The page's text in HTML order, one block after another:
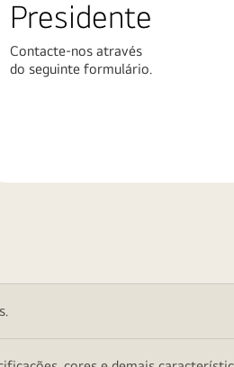
Presidente
Contacte-nos através
do seguinte formulário.